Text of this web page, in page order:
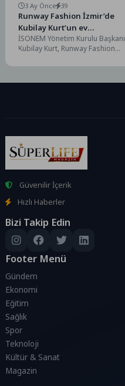
3 Ay Önce 39
Runway Fashion İzmir’de
Kubilay Kurt’un ev
sahipliğinde ünlüler geçidi
İSONEM Yönetim Kurulu Başkanı
Kubilay Kurt, Runway Fashion
birliğinden duyduğu
Güvenilir İçerik
Hızlı Haberler
Bizi Takip Edin
Footer Menü
Gündem
Ekonomi
Eğitim
Sağlık
Spor
Teknoloji
Kültür & Sanat
Magazin